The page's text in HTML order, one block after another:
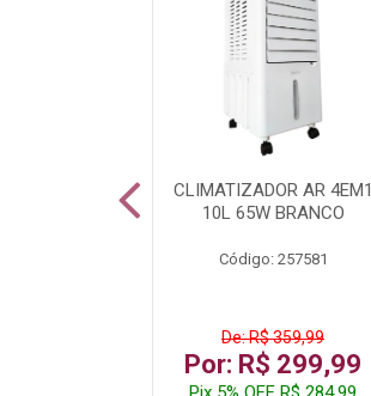
CLIMATIZADOR AR 4EM1
10L 65W BRANCO
Código: 257581
De: R$ 359,99
Por: R$ 299,99